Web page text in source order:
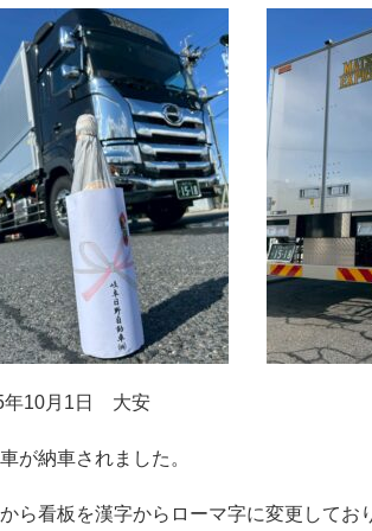
年10月1日 大安
が納車されました。
ら看板を漢字からローマ字に変更してお